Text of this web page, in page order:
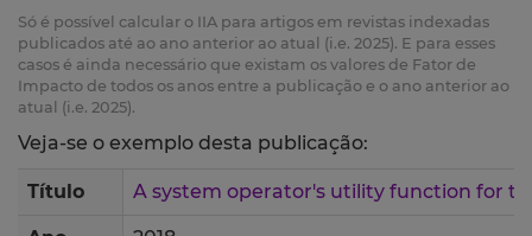
Só é possível calcular o IIA para artigos em revistas indexadas
publicados até ao ano anterior ao atual (i.e. 2025). E para esses
casos é ainda necessário que existam os valores de Fator de
Impacto de todos os anos entre a publicação e o ano anterior ao
atual (i.e. 2025).
Veja-se o exemplo desta publicação:
Título A system operator's utility function for